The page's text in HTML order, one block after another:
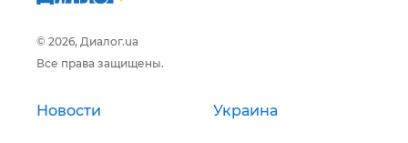
© 2026, Диалог.ua
Все права защищены.
Новости Украина